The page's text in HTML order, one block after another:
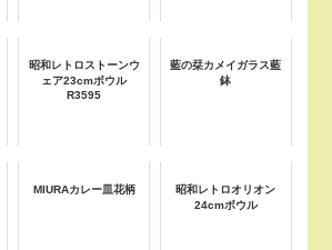
昭和レトロストーンウ
ェア23cmボウル
R3595
藍の栞カメイガラス藍
鉢
MIURAカレー皿花柄
昭和レトロオリオン
24cmボウル